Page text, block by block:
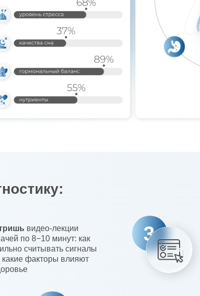
видео-лекции
по 8−10 минут: как
считывать сигналы
какие факторы влияют
3